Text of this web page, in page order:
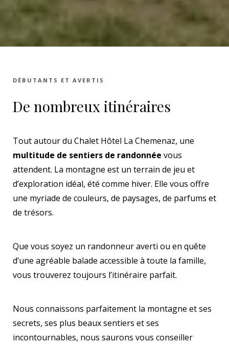
DÉBUTANTS ET AVERTIS
De nombreux itinéraires
Tout autour du Chalet Hôtel La Chemenaz, une
multitude de sentiers de randonnée vous
attendent. La montagne est un terrain de jeu et
d’exploration idéal, été comme hiver. Elle vous offre
une myriade de couleurs, de paysages, de parfums et
de trésors.
Que vous soyez un randonneur averti ou en quête
d’une agréable balade accessible à toute la famille,
vous trouverez toujours l’itinéraire parfait.
Nous connaissons parfaitement la montagne et ses
secrets, ses plus beaux sentiers et ses
incontournables, nous saurons vous conseiller